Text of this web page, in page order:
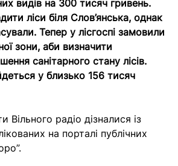
видів на 300 тисяч гривень.
ліси біля Слов’янська, однак
Тепер у лісгоспі замовили
зони, аби визначити
санітарного стану лісів.
у близько 156 тисяч
Вільного радіо дізналися із
на порталі публічних